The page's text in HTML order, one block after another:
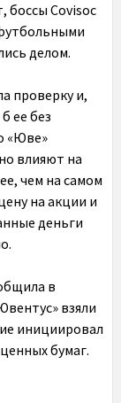
боссы Covisoc
делом.
проверку и,
ее без
«Юве»
влияют на
чем на самом
на акции и
деньги
в
взяли
инициировал
бумаг.